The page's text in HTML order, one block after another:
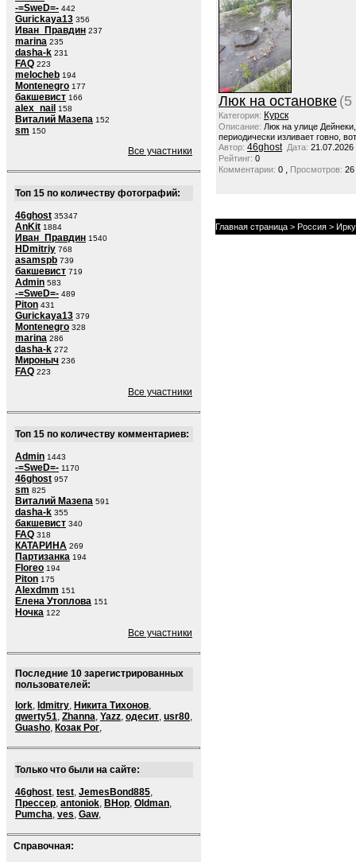
-=SweD=- 442
Gurickaya13 356
Иван_Правдин 237
marina 235
dasha-k 231
FAQ 223
melocheb 194
Montenegro 177
бакшевист 166
alex_nail 158
Виталий Мазепа 152
sm 150
Все участники
Топ 15 по количеству фотографий:
46ghost 35347
AnKit 1884
Иван_Правдин 1540
HDmitriy 768
asamspb 739
бакшевист 719
Admin 583
-=SweD=- 489
Piton 431
Gurickaya13 379
Montenegro 328
marina 286
dasha-k 272
Мироныч 236
FAQ 223
Все участники
Топ 15 по количеству комментариев:
Admin 1443
-=SweD=- 1170
46ghost 957
sm 825
Виталий Мазепа 591
dasha-k 355
бакшевист 340
FAQ 318
КАТАРИНА 269
Партизанка 194
Floreo 194
Piton 175
Alexdmm 151
Елена Утоплова 151
Ночка 122
Все участники
Последние 10 зарегистрированных
пользователей:
lork, ldmitry, Никита Тихонов,
qwerty51, Zhanna, Yazz, одесит, usr80,
Guasho, Козак Рог,
Только что были на сайте:
46ghost, test, JemesBond885,
Прессер, antoniok, BHop, Oldman,
Pumcha, ves, Gaw,
Справочная:
Люк на остановке (5
Категория: Курск
Описание: Люк на улице
периодически изливает говно,
Автор: 46ghost Дата: 21.07.2026
Рейтинг: 0
Комментарии: 0 , Просмотров: 26
Главная страница > Россия >